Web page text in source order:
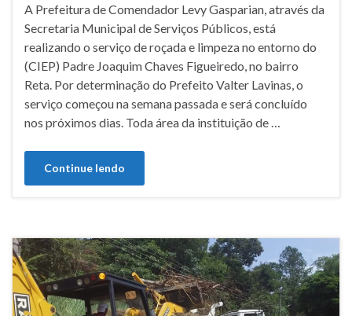
A Prefeitura de Comendador Levy Gasparian, através da
Secretaria Municipal de Serviços Públicos, está
realizando o serviço de roçada e limpeza no entorno do
(CIEP) Padre Joaquim Chaves Figueiredo, no bairro
Reta. Por determinação do Prefeito Valter Lavinas, o
serviço começou na semana passada e será concluído
nos próximos dias. Toda área da instituição de …
Continue lendo